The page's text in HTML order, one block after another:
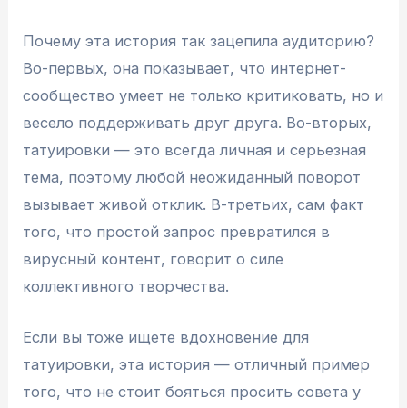
Почему эта история так зацепила аудиторию?
Во-первых, она показывает, что интернет-
сообщество умеет не только критиковать, но и
весело поддерживать друг друга. Во-вторых,
татуировки — это всегда личная и серьезная
тема, поэтому любой неожиданный поворот
вызывает живой отклик. В-третьих, сам факт
того, что простой запрос превратился в
вирусный контент, говорит о силе
коллективного творчества.
Если вы тоже ищете вдохновение для
татуировки, эта история — отличный пример
того, что не стоит бояться просить совета у